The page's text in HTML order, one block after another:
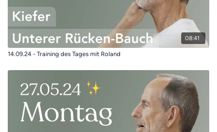
08:41
14.09.24 - Training des Tages mit Roland